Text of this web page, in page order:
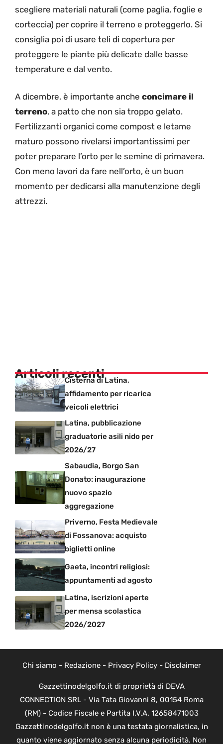
scegliere materiali naturali (come paglia, foglie e
corteccia) per coprire il terreno e proteggerlo. Si
consiglia poi di usare teli di copertura per
proteggere le piante più delicate dalle basse
temperature e dal vento.
A dicembre, è importante anche concimare il
terreno, a patto che non sia troppo gelato.
Fertilizzanti organici come compost e letame
maturo possono rivelarsi importantissimi per
poter preparare l’orto per le semine di primavera.
Con meno lavori da fare nell’orto, è un buon
momento per dedicarsi alla manutenzione degli
attrezzi.
Articoli recenti
Cisterna di Latina,
affidamento per ricarica
veicoli elettrici
Latina, pubblicazione
graduatorie asili nido per
2026/27
Sabaudia, Borgo San
Donato: inaugurazione
nuovo spazio
aggregazione
Priverno, Festa Medievale
di Fossanova: acquisto
biglietti online
Gaeta, incontri religiosi:
appuntamenti ad agosto
Latina, iscrizioni aperte
per mensa scolastica
2026/2027
Chi siamo - Redazione- Privacy Policy- Disclaimer
Gazzettinodelgolfo.it di proprietà di DEVA
CONNECTION SRL - Via Tata Giovanni 8, 00154 Roma
(RM) - Codice Fiscale e Partita I.V.A. 12658471003
Gazzettinodelgolfo.it non è una testata giornalistica, in
quanto viene aggiornato senza alcuna periodicità. Non